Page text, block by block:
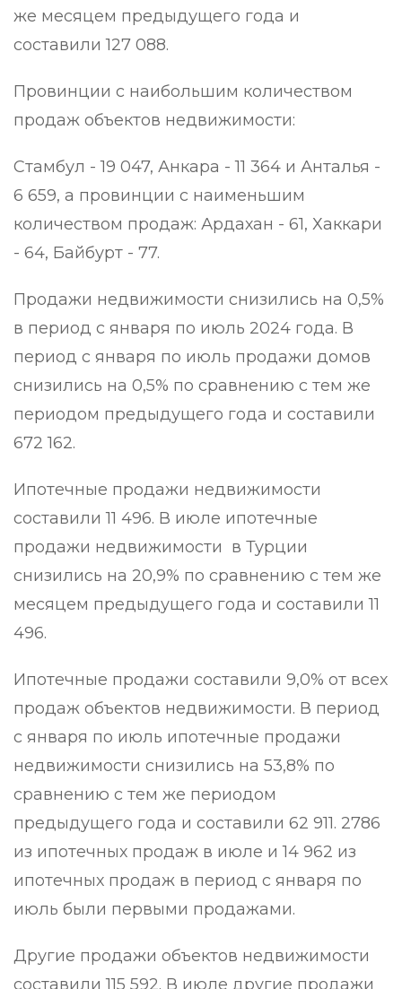
же месяцем предыдущего года и
составили 127 088.
Провинции с наибольшим количеством
продаж объектов недвижимости:
Стамбул - 19 047, Анкара - 11 364 и Анталья -
6 659, а провинции с наименьшим
количеством продаж: Ардахан - 61, Хаккари
- 64, Байбурт - 77.
Продажи недвижимости снизились на 0,5%
в период с января по июль 2024 года. В
период с января по июль продажи домов
снизились на 0,5% по сравнению с тем же
периодом предыдущего года и составили
672 162.
Ипотечные продажи недвижимости
составили 11 496. В июле ипотечные
продажи недвижимости в Турции
снизились на 20,9% по сравнению с тем же
месяцем предыдущего года и составили 11
496.
Ипотечные продажи составили 9,0% от всех
продаж объектов недвижимости. В период
с января по июль ипотечные продажи
недвижимости снизились на 53,8% по
сравнению с тем же периодом
предыдущего года и составили 62 911. 2786
из ипотечных продаж в июле и 14 962 из
ипотечных продаж в период с января по
июль были первыми продажами.
Другие продажи объектов недвижимости
составили 115 592. В июле другие продажи